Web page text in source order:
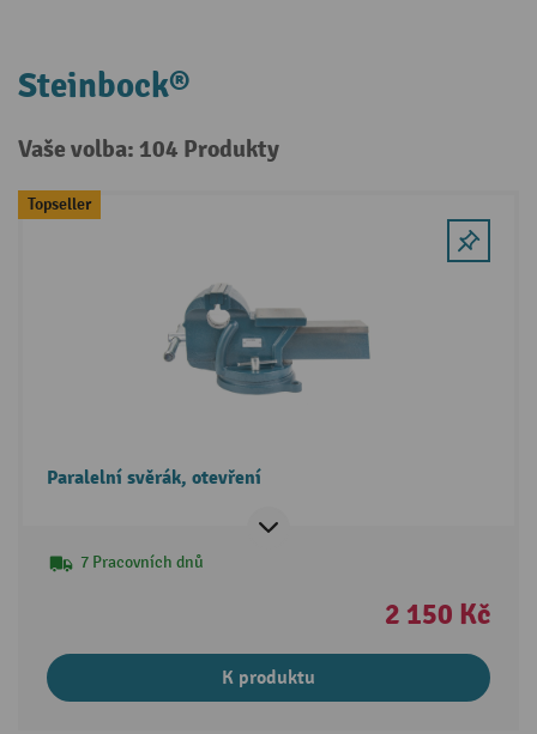
Steinbock®
Vaše volba: 104 Produkty
Topseller
Paralelní svěrák, otevření
7 Pracovních dnů
2 150 Kč
K produktu